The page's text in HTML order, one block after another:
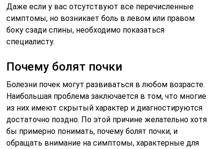
Даже если у вас отсутствуют все перечисленные
симптомы, но возникает боль в левом или правом
боку сзади спины, необходимо показаться
специалисту.
Почему болят почки
Болезни почек могут развиваться в любом возрасте.
Наибольшая проблема заключается в том, что многие
из них имеют скрытый характер и диагностируются
достаточно поздно. По этой причине желательно хотя
бы примерно понимать, почему болят почки, и
обращать внимание на симптомы, характерные для